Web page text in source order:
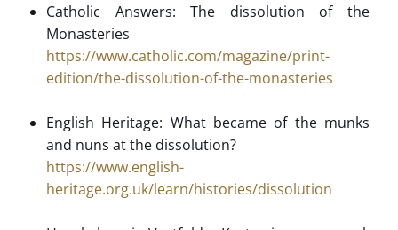
Catholic Answers: The dissolution of the
Monasteries
https://www.catholic.com/magazine/print-
edition/the-dissolution-of-the-monasteries
English Heritage: What became of the munks
and nuns at the dissolution?
https://www.english-
heritage.org.uk/learn/histories/dissolution